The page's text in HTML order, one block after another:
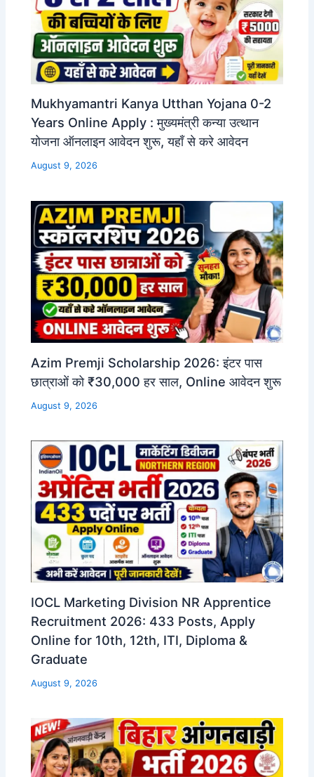
Mukhyamantri Kanya Utthan Yojana 0-2
Years Online Apply : मुख्यमंत्री कन्या उत्थान
योजना ऑनलाइन आवेदन शुरू, यहाँ से करे आवेदन
August 9, 2026
Azim Premji Scholarship 2026: इंटर पास
छात्राओं को ₹30,000 हर साल, Online आवेदन शुरू
August 9, 2026
IOCL Marketing Division NR Apprentice
Recruitment 2026: 433 Posts, Apply
Online for 10th, 12th, ITI, Diploma &
Graduate
August 9, 2026